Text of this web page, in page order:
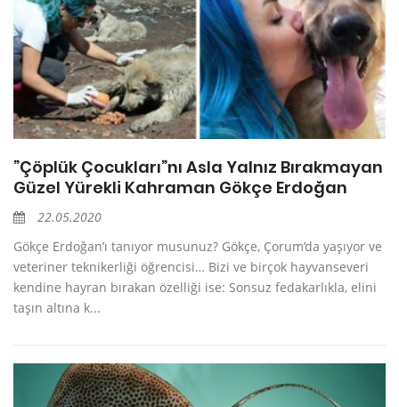
”Çöplük Çocukları”nı Asla Yalnız Bırakmayan
Güzel Yürekli Kahraman Gökçe Erdoğan
22.05.2020
Gökçe Erdoğan’ı tanıyor musunuz? Gökçe, Çorum’da yaşıyor ve
veteriner teknikerliği öğrencisi… Bizi ve birçok hayvanseveri
kendine hayran bırakan özelliği ise: Sonsuz fedakarlıkla, elini
taşın altına k...